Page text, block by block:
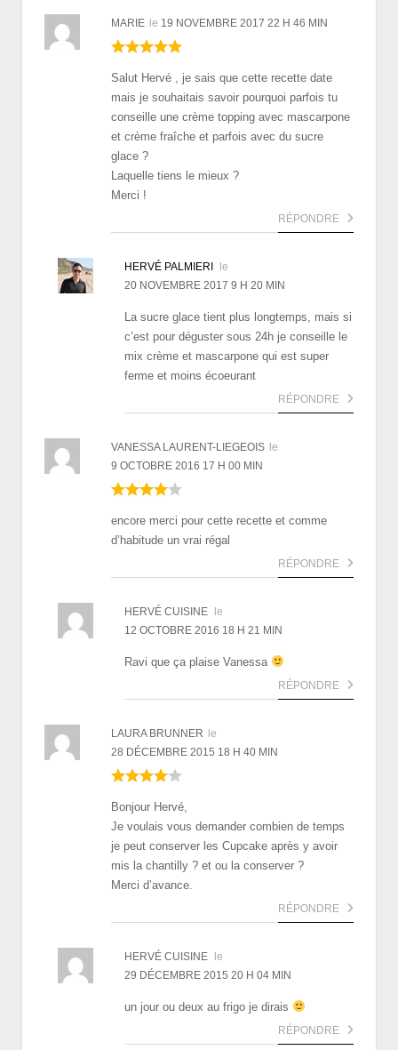
MARIE le 19 NOVEMBRE 2017 22 H 46 MIN
Salut Hervé , je sais que cette recette date
mais je souhaitais savoir pourquoi parfois tu
conseille une crème topping avec mascarpone
et crème fraîche et parfois avec du sucre
glace ?
Laquelle tiens le mieux ?
Merci !
RÉPONDRE
HERVÉ PALMIERI
le
20 NOVEMBRE 2017 9 H 20 MIN
La sucre glace tient plus longtemps, mais si
c’est pour déguster sous 24h je conseille le
mix crème et mascarpone qui est super
ferme et moins écoeurant
RÉPONDRE
VANESSA LAURENT-LIEGEOIS le
9 OCTOBRE 2016 17 H 00 MIN
encore merci pour cette recette et comme
d’habitude un vrai régal
RÉPONDRE
HERVÉ CUISINE
le
12 OCTOBRE 2016 18 H 21 MIN
Ravi que ça plaise Vanessa
RÉPONDRE
LAURA BRUNNER
le
28 DÉCEMBRE 2015 18 H 40 MIN
Bonjour Hervé,
Je voulais vous demander combien de temps
je peut conserver les Cupcake après y avoir
mis la chantilly ? et ou la conserver ?
Merci d’avance.
RÉPONDRE
HERVÉ CUISINE
le
29 DÉCEMBRE 2015 20 H 04 MIN
un jour ou deux au frigo je dirais
RÉPONDRE